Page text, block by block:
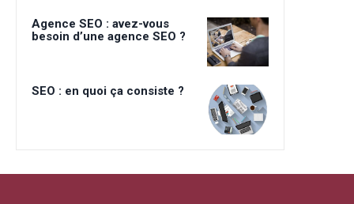
Agence SEO : avez-vous
besoin d’une agence SEO ?
SEO : en quoi ça consiste ?